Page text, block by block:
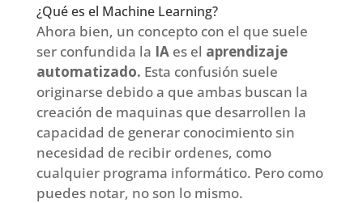
¿Qué es el Machine Learning?
Ahora bien, un concepto con el que suele
ser confundida la IA es el aprendizaje
automatizado. Esta confusión suele
originarse debido a que ambas buscan la
creación de maquinas que desarrollen la
capacidad de generar conocimiento sin
necesidad de recibir ordenes, como
cualquier programa informático. Pero como
puedes notar, no son lo mismo.